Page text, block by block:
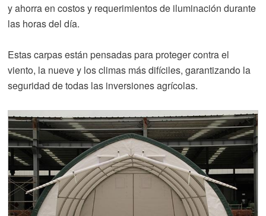
y ahorra en costos y requerimientos de iluminación durante
las horas del día.
Estas carpas están pensadas para proteger contra el
viento, la nueve y los climas más difíciles, garantizando la
seguridad de todas las inversiones agrícolas.